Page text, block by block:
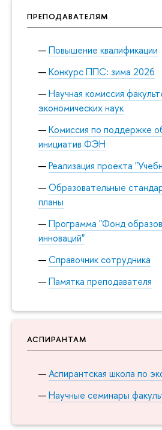
ПРЕПОДАВАТЕЛЯМ
Повышение квалификации
Конкурс ППС: зима 2026
Научная комиссия
экономических наук
Комиссия по поддержке
инициатив ФЭН
Реализация проекта
Образовательные
планы
Программа "Фонд
инноваций"
Справочник сотрудника
Памятка преподавателя
АСПИРАНТАМ
Аспирантская школа по
Научные семинары